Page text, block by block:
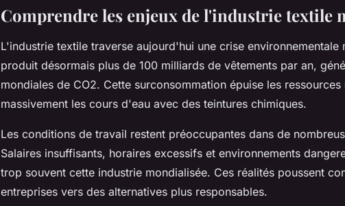
Comprendre les enjeux de l'industrie textile
L'industrie textile traverse aujourd'hui une crise environnementale
produit désormais plus de 100 milliards de vêtements par an,
mondiales de CO2. Cette surconsommation épuise les
massivement les cours d'eau avec des teintures chimiques.
Les conditions de travail restent préoccupantes dans de
Salaires insuffisants, horaires excessifs et environnements
trop souvent cette industrie mondialisée. Ces réalités poussent
entreprises vers des alternatives plus responsables.